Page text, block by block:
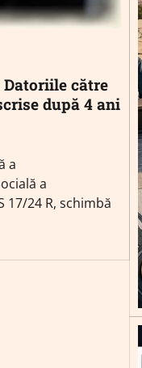
către
după 4 ani
a
a
17/24 R, schimbă